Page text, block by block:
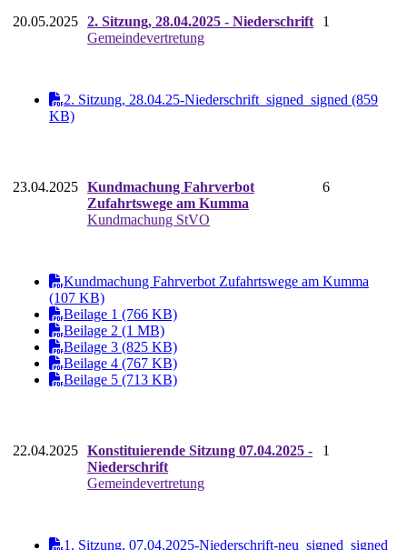
20.05.2025 2. Sitzung, 28.04.2025 - Niederschrift
Gemeindevertretung
1
2. Sitzung, 28.04.25-Niederschrift_signed_signed (859
KB)
23.04.2025 Kundmachung Fahrverbot
Zufahrtswege am Kumma
Kundmachung StVO
6
Kundmachung Fahrverbot Zufahrtswege am Kumma
(107 KB)
Beilage 1 (766 KB)
Beilage 2 (1 MB)
Beilage 3 (825 KB)
Beilage 4 (767 KB)
Beilage 5 (713 KB)
22.04.2025 Konstituierende Sitzung 07.04.2025 -
Niederschrift
Gemeindevertretung
1
1. Sitzung, 07.04.2025-Niederschrift-neu_signed_signed